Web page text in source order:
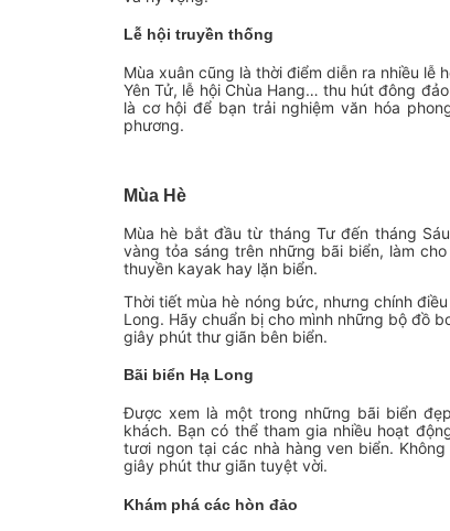
Lễ hội truyền thống
Mùa xuân cũng là thời điểm diễn ra nhiều lễ
Yên Tử, lễ hội Chùa Hang… thu hút đông
là cơ hội để bạn trải nghiệm văn hóa
phương.
Mùa Hè
Mùa hè bắt đầu từ tháng Tư đến tháng
vàng tỏa sáng trên những bãi biển, làm
thuyền kayak hay lặn biển.
Thời tiết mùa hè nóng bức, nhưng chính
Long. Hãy chuẩn bị cho mình những bộ đồ
giây phút thư giãn bên biển.
Bãi biển Hạ Long
Được xem là một trong những bãi biển
khách. Bạn có thể tham gia nhiều hoạt
tươi ngon tại các nhà hàng ven biển.
giây phút thư giãn tuyệt vời.
Khám phá các hòn đảo